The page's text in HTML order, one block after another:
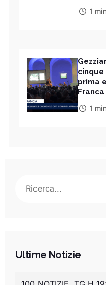
1
cinque
prima
Franca
1
Ultime Notizie